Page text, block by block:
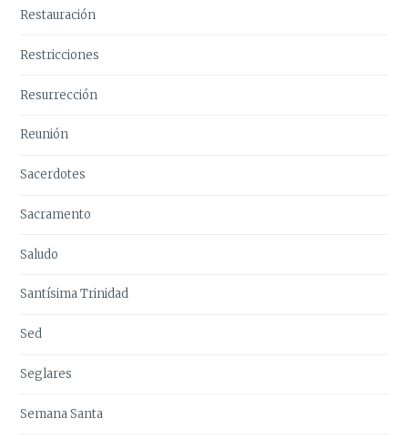
Restauración
Restricciones
Resurrección
Reunión
Sacerdotes
Sacramento
Saludo
Santísima Trinidad
Sed
Seglares
Semana Santa